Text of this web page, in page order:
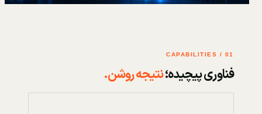
01 / CAPABILITIES
فناوری پیچیده؛نتیجه روشن.